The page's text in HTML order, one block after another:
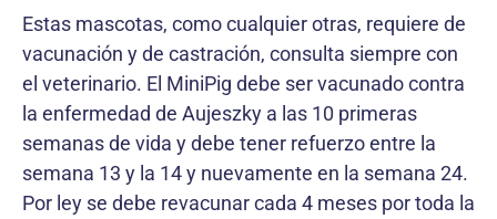
Estas mascotas, como cualquier otras, requiere de
vacunación y de castración, consulta siempre con
el veterinario. El MiniPig debe ser vacunado contra
la enfermedad de Aujeszky a las 10 primeras
semanas de vida y debe tener refuerzo entre la
semana 13 y la 14 y nuevamente en la semana 24.
Por ley se debe revacunar cada 4 meses por toda la